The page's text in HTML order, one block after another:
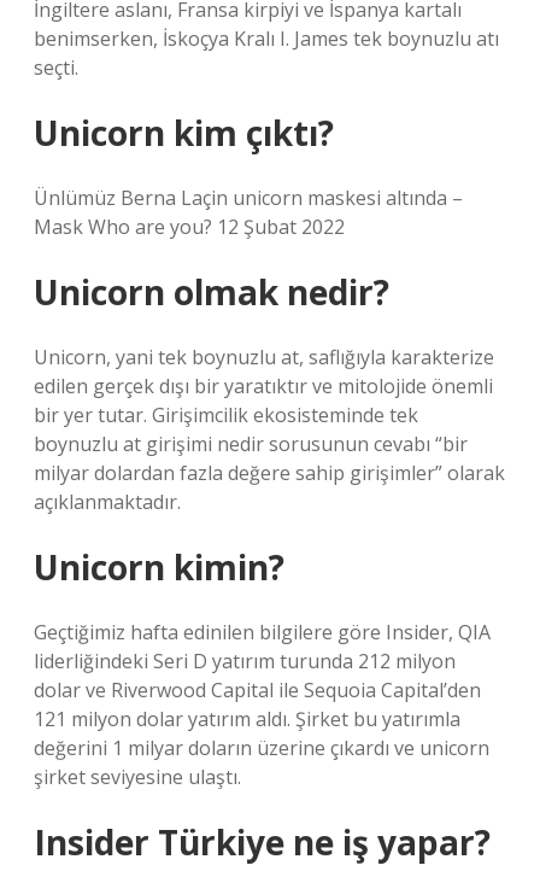
İngiltere aslanı, Fransa kirpiyi ve İspanya kartalı
benimserken, İskoçya Kralı I. James tek boynuzlu atı
seçti.
Unicorn kim çıktı?
Ünlümüz Berna Laçin unicorn maskesi altında –
Mask Who are you? 12 Şubat 2022
Unicorn olmak nedir?
Unicorn, yani tek boynuzlu at, saflığıyla karakterize
edilen gerçek dışı bir yaratıktır ve mitolojide önemli
bir yer tutar. Girişimcilik ekosisteminde tek
boynuzlu at girişimi nedir sorusunun cevabı “bir
milyar dolardan fazla değere sahip girişimler” olarak
açıklanmaktadır.
Unicorn kimin?
Geçtiğimiz hafta edinilen bilgilere göre Insider, QIA
liderliğindeki Seri D yatırım turunda 212 milyon
dolar ve Riverwood Capital ile Sequoia Capital’den
121 milyon dolar yatırım aldı. Şirket bu yatırımla
değerini 1 milyar doların üzerine çıkardı ve unicorn
şirket seviyesine ulaştı.
Insider Türkiye ne iş yapar?